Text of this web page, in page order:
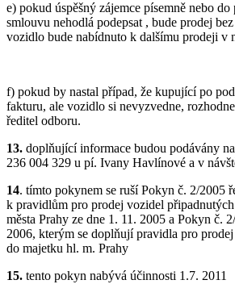
e) pokud úspěšný zájemce písemně nebo
smlouvu nehodlá podepsat , bude prodej
vozidlo bude nabídnuto k dalšímu prodeji v
f) pokud by nastal případ, že kupující po
fakturu, ale vozidlo si nevyzvedne,
ředitel odboru.
13. doplňující informace budou podávány
236 004 329 u pí. Ivany Havlínové a v
14. tímto pokynem se ruší Pokyn č. 2/2005
k pravidlům pro prodej vozidel
města Prahy ze dne 1. 11. 2005 a Pokyn č.
2006, kterým se doplňují pravidla pro
do majetku hl. m. Prahy
15. tento pokyn nabývá účinnosti 1.7. 2011